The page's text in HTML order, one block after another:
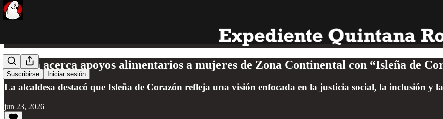
Suscribirse Iniciar sesión
Atenea acerca apoyos alimentarios a mujeres de Zona Continental con “Isleña de
La alcaldesa destacó que Isleña de Corazón refleja una visión enfocada en la justicia social, la inclusión y
jun 23, 2026